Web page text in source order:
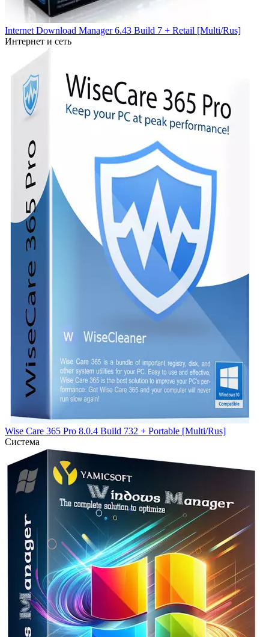
Internet Download Manager 6.43 Build 7 + Retail [Multi/Rus]
Интернет и сеть
Wise Care 365 Pro 8.0.4 Build 732 + Portable [Multi/Rus]
Система